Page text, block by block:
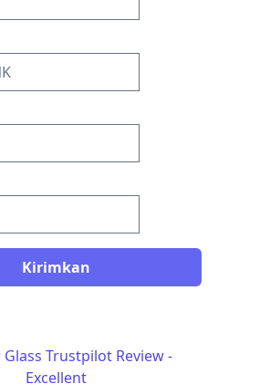
Kirimkan